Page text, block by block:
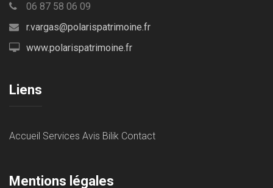
06 87 58 06 09
r.vargas@polarispatrimoine.fr
www.polarispatrimoine.fr
Liens
Accueil Services Avis Bilik Contact
Mentions légales